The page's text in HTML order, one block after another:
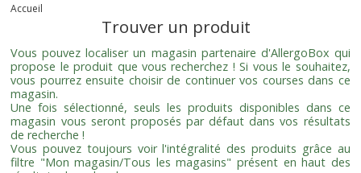
Accueil
Trouver un produit
Vous pouvez localiser un magasin partenaire d'AllergoBox qui
propose le produit que vous recherchez ! Si vous le souhaitez,
vous pourrez ensuite choisir de continuer vos courses dans ce
magasin.
Une fois sélectionné, seuls les produits disponibles dans ce
magasin vous seront proposés par défaut dans vos résultats
de recherche !
Vous pouvez toujours voir l'intégralité des produits grâce au
filtre "Mon magasin/Tous les magasins" présent en haut des